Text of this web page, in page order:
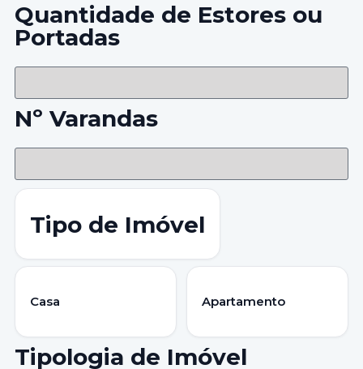
Quantidade de Estores ou
Portadas
Nº Varandas
Tipo de Imóvel
Casa Apartamento
Tipologia de Imóvel